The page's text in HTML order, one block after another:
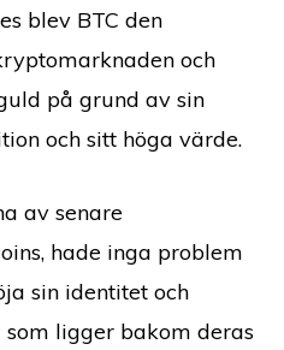
blev BTC den
och
på grund av sin
och sitt höga värde.
av senare
hade inga problem
sin identitet och
ligger bakom deras